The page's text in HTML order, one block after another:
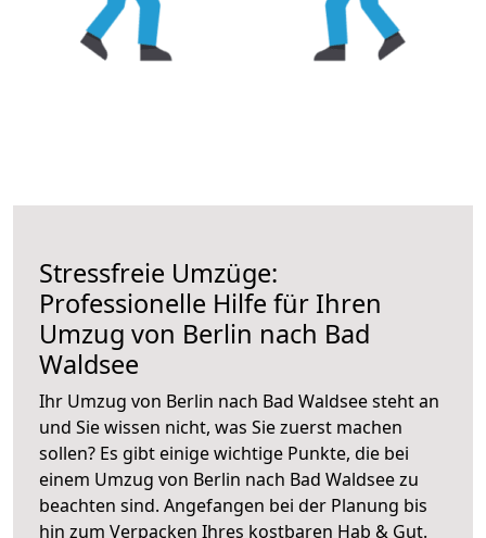
Stressfreie Umzüge:
Professionelle Hilfe für Ihren
Umzug von Berlin nach Bad
Waldsee
Ihr Umzug von Berlin nach Bad Waldsee steht an
und Sie wissen nicht, was Sie zuerst machen
sollen? Es gibt einige wichtige Punkte, die bei
einem Umzug von Berlin nach Bad Waldsee zu
beachten sind. Angefangen bei der Planung bis
hin zum Verpacken Ihres kostbaren Hab & Gut.